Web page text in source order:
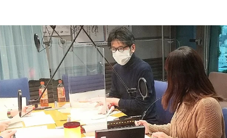
イベント・グッズ
YouTube
会社情報